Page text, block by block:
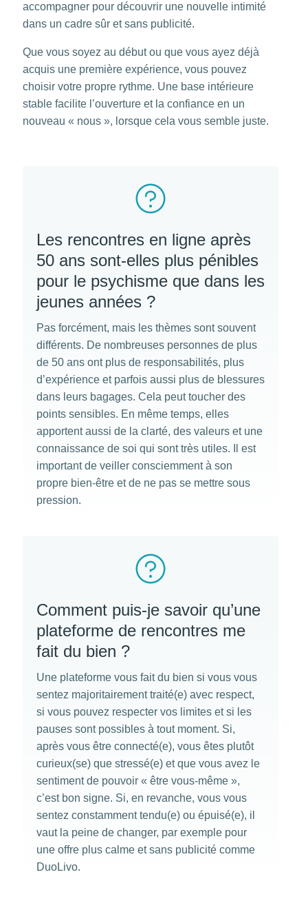
accompagner pour découvrir une nouvelle intimité
dans un cadre sûr et sans publicité.
Que vous soyez au début ou que vous ayez déjà
acquis une première expérience, vous pouvez
choisir votre propre rythme. Une base intérieure
stable facilite l’ouverture et la confiance en un
nouveau « nous », lorsque cela vous semble juste.
Les rencontres en ligne après
50 ans sont-elles plus pénibles
pour le psychisme que dans les
jeunes années ?
Pas forcément, mais les thèmes sont souvent
différents. De nombreuses personnes de plus
de 50 ans ont plus de responsabilités, plus
d’expérience et parfois aussi plus de blessures
dans leurs bagages. Cela peut toucher des
points sensibles. En même temps, elles
apportent aussi de la clarté, des valeurs et une
connaissance de soi qui sont très utiles. Il est
important de veiller consciemment à son
propre bien-être et de ne pas se mettre sous
pression.
Comment puis-je savoir qu’une
plateforme de rencontres me
fait du bien ?
Une plateforme vous fait du bien si vous vous
sentez majoritairement traité(e) avec respect,
si vous pouvez respecter vos limites et si les
pauses sont possibles à tout moment. Si,
après vous être connecté(e), vous êtes plutôt
curieux(se) que stressé(e) et que vous avez le
sentiment de pouvoir « être vous-même »,
c’est bon signe. Si, en revanche, vous vous
sentez constamment tendu(e) ou épuisé(e), il
vaut la peine de changer, par exemple pour
une offre plus calme et sans publicité comme
DuoLivo.